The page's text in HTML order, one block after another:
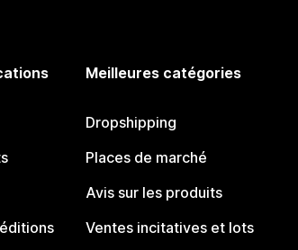
Meilleures catégories
Dropshipping
Places de marché
Avis sur les produits
Ventes incitatives et lots